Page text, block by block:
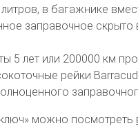
форсунок
Установка редуктора
в багажнике
заправочное скрыто
5 лет или 200000 км
рейки
можно посмотреть